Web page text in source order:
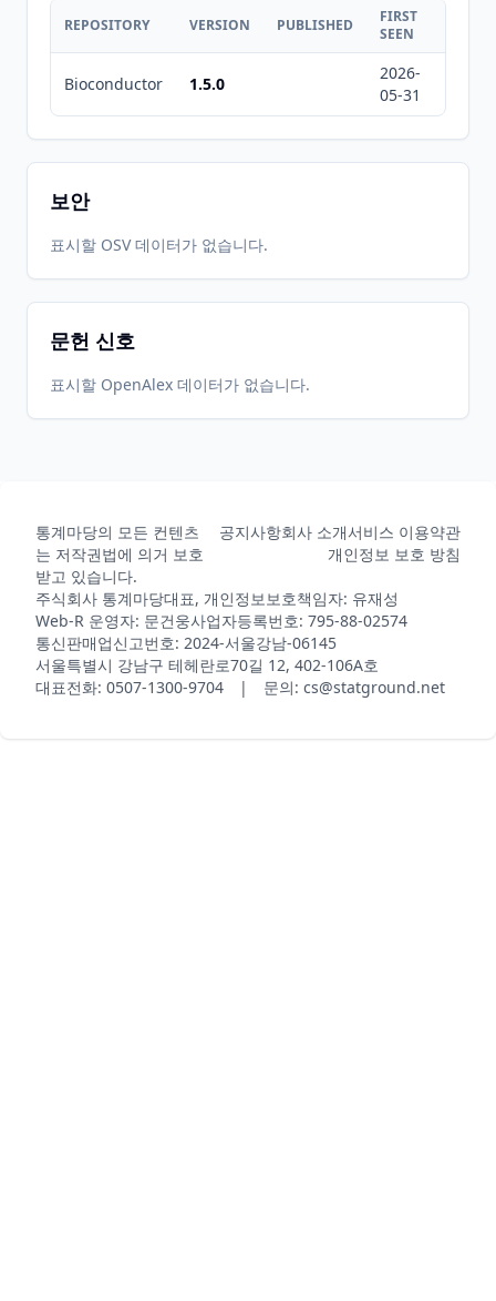
REPOSITORY VERSION PUBLISHED
FIRST
SEEN
Bioconductor 1.5.0
2026-
05-31
보안
표시할 OSV 데이터가 없습니다.
문헌 신호
표시할 OpenAlex 데이터가 없습니다.
통계마당의 모든 컨텐츠
는 저작권법에 의거 보호
받고 있습니다.
공지사항회사 소개서비스 이용약관
개인정보 보호 방침
주식회사 통계마당대표, 개인정보보호책임자: 유재성
Web-R 운영자: 문건웅사업자등록번호: 795-88-02574
통신판매업신고번호: 2024-서울강남-06145
서울특별시 강남구 테헤란로70길 12, 402-106A호
대표전화: 0507-1300-9704 | 문의: cs@statground.net